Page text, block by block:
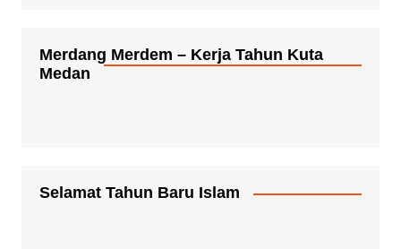
Merdang Merdem – Kerja Tahun Kuta
Medan
Selamat Tahun Baru Islam